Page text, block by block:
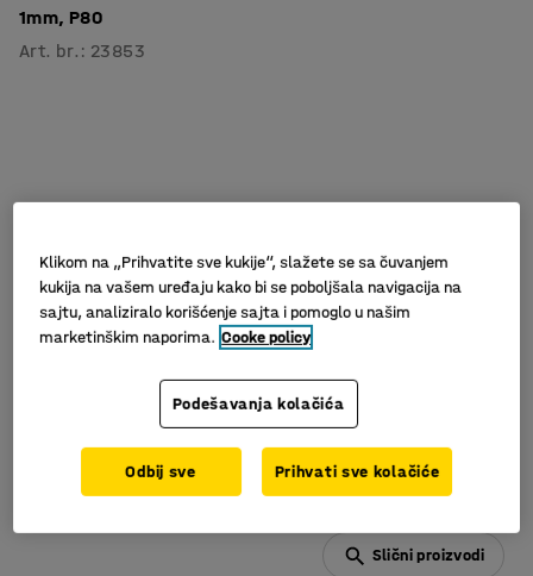
1mm, P80
Art. br. : 23853
Slični proizvodi
Klikom na „Prihvatite sve kukije“, slažete se sa čuvanjem
kukija na vašem uređaju kako bi se poboljšala navigacija na
sajtu, analiziralo korišćenje sajta i pomoglo u našim
marketinškim naporima. Cooke policy
Podešavanja kolačića
Odbij sve Prihvati sve kolačiće